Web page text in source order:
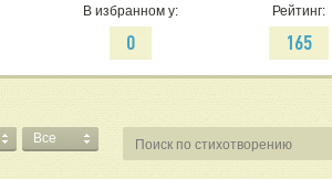
В избранном у:
0
Рейтинг:
165
Все